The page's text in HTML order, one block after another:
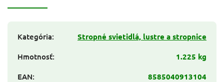
Kategória:
Stropné svietidlá, lustre a stropnice
Hmotnosť:
1.225 kg
EAN:
8585040913104